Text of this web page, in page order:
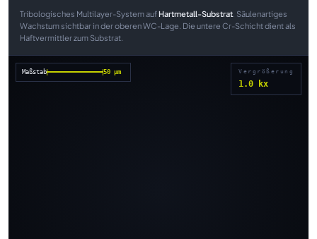
Tribologisches Multilayer-System aufHartmetall-Substrat . Säulenartiges
Wachstum sichtbar in der oberen WC-Lage. Die untere Cr-Schicht dient als
Haftvermittler zum Substrat.
Maßstab 50 µm Vergrößerung
1.0 kx